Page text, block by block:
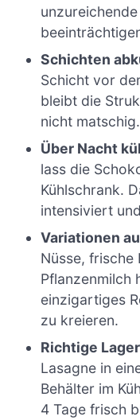
Schichten
Schicht vor
bleibt die
nicht matschig.
Über Nacht
lass die
Kühlschrank.
intensiviert
Variationen
Nüsse, frische
Pflanzenmilch
einzigartiges
zu kreieren.
Richtige
Lasagne in
Behälter im
4 Tage frisch